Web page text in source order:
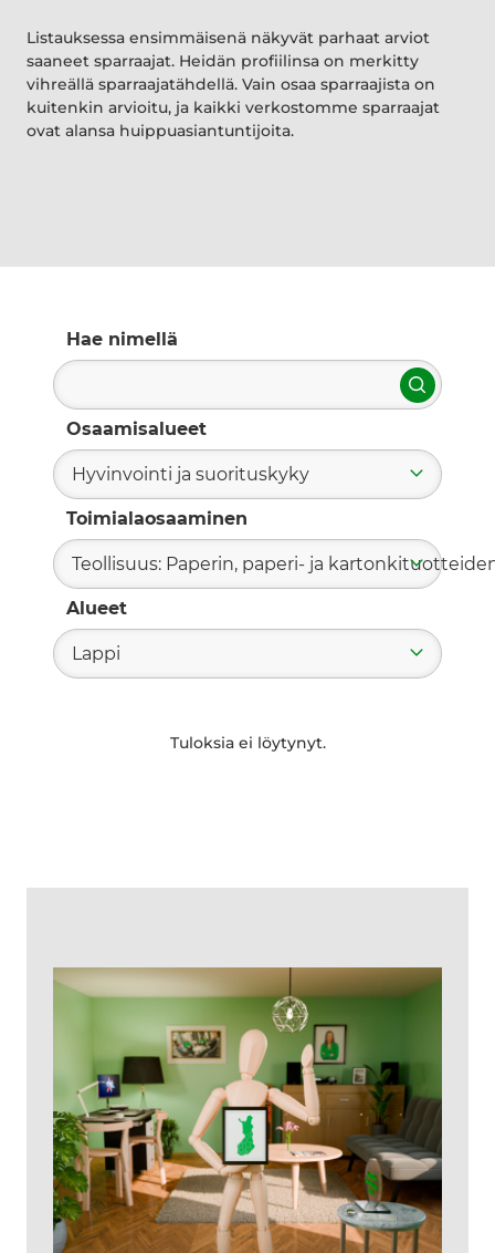
Listauksessa ensimmäisenä näkyvät parhaat arviot
saaneet sparraajat. Heidän profiilinsa on merkitty
vihreällä sparraajatähdellä. Vain osaa sparraajista on
kuitenkin arvioitu, ja kaikki verkostomme sparraajat
ovat alansa huippuasiantuntijoita.
Hae nimellä
Hae
Osaamisalueet
Hyvinvointi ja suorituskyky
Toimialaosaaminen
Teollisuus: Paperin, paperi- ja
Alueet
Lappi
Tuloksia ei löytynyt.